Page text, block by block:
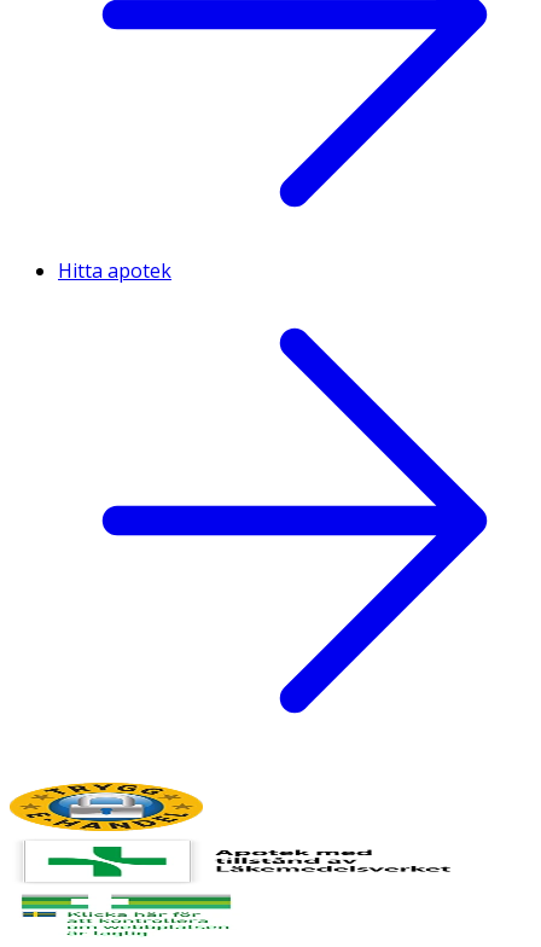
Hitta apotek